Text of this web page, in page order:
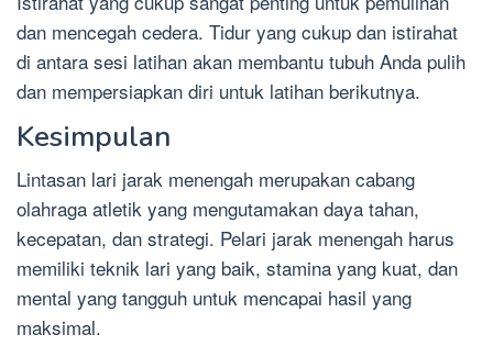
dan mencegah cedera. Tidur yang cukup dan istirahat
di antara sesi latihan akan membantu tubuh Anda pulih
dan mempersiapkan diri untuk latihan berikutnya.
Kesimpulan
Lintasan lari jarak menengah merupakan cabang
olahraga atletik yang mengutamakan daya tahan,
kecepatan, dan strategi. Pelari jarak menengah harus
memiliki teknik lari yang baik, stamina yang kuat, dan
mental yang tangguh untuk mencapai hasil yang
maksimal.